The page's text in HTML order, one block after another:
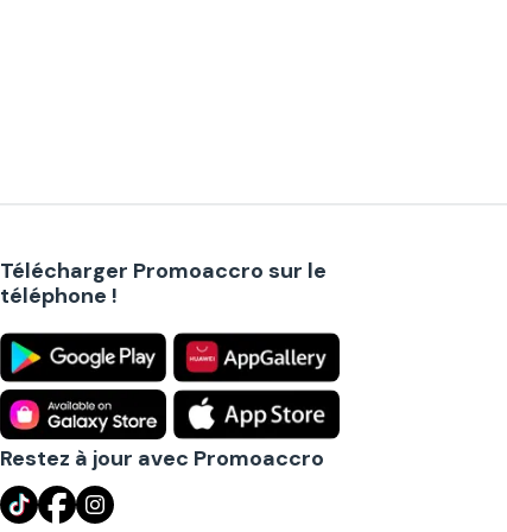
Télécharger Promoaccro sur le
téléphone !
Restez à jour avec Promoaccro